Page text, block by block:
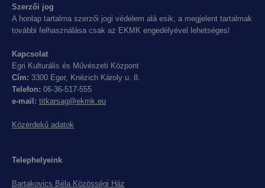
Szerzői jog
A honlap tartalma szerzői jogi védelem alá esik, a megjelent tartalmak
további felhasználása csak az EKMK engedélyével lehetséges!
Kapcsolat
Egri Kulturális és Művészeti Központ
Cím: 3300 Eger, Knézich Károly u. 8.
Telefon: 06-36-517-555
e-mail: titkarsag@ekmk.eu
Közérdekű adatok
Telephelyeink
Bartakovics Béla Közösségi Ház